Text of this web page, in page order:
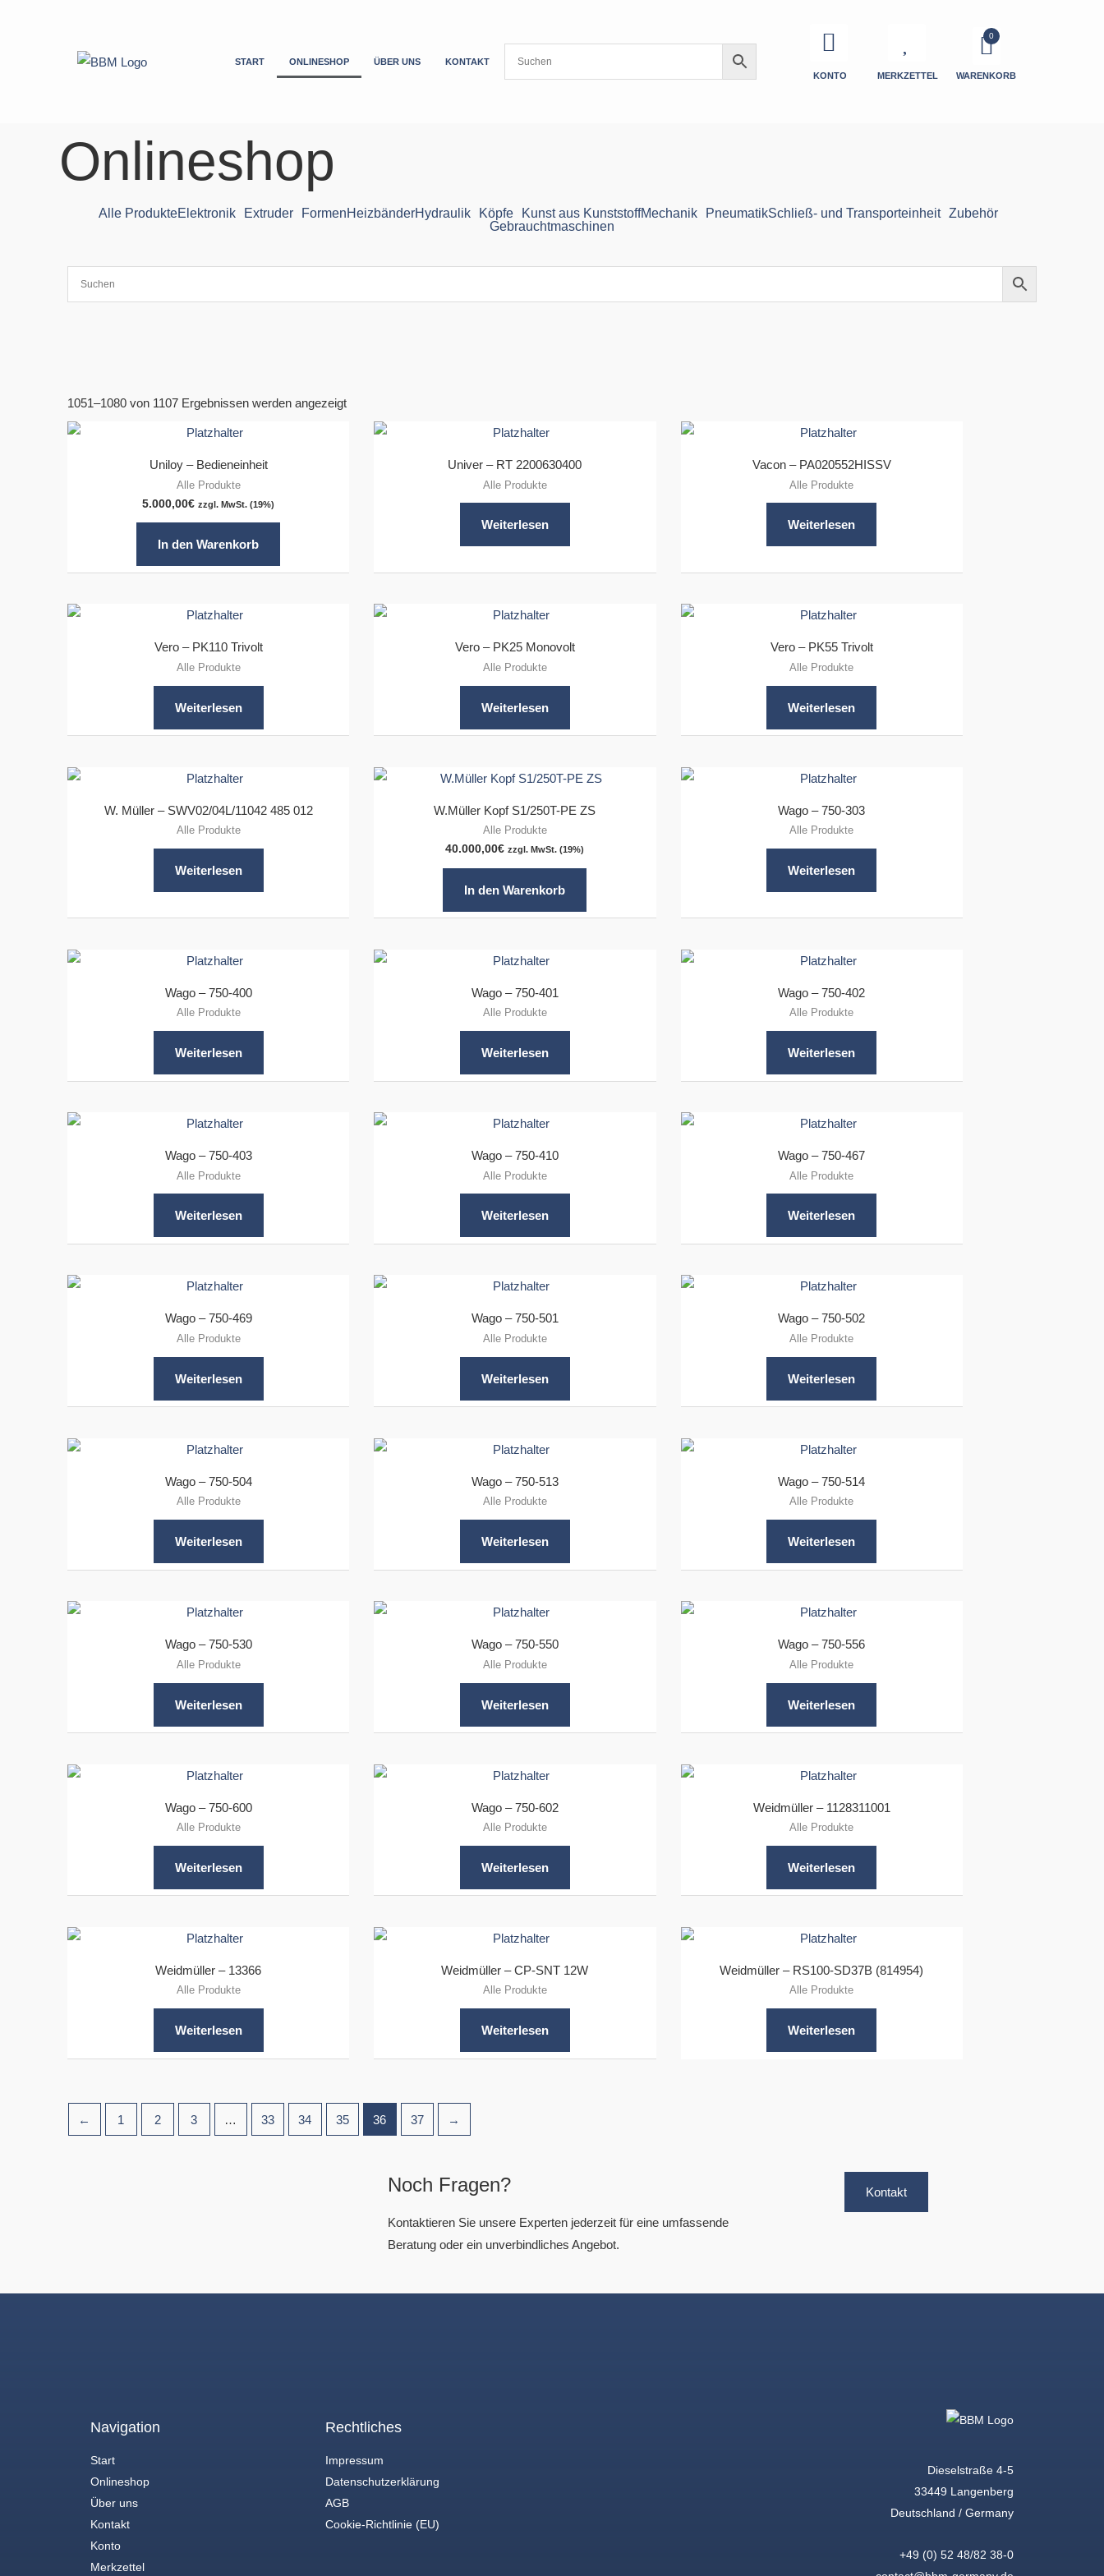
START ONLINESHOP ÜBER UNS
KONTAKT
KONTO
MERKZETTEL WARENKORB
Onlineshop
Alle ProdukteElektronik Extruder FormenHeizbänderHydraulik Köpfe Kunst aus KunststoffMechanik PneumatikSchließ- und Transporteinheit
Zubehör
Gebrauchtmaschinen
1051–1080 von 1107 Ergebnissen werden angezeigt
Uniloy – Bedieneinheit
Alle Produkte
5.000,00€ zzgl. MwSt. (19%)
In den Warenkorb
Univer – RT 2200630400
Alle Produkte
Weiterlesen
Vacon – PA020552HISSV
Alle Produkte
Weiterlesen
Vero – PK110 Trivolt
Alle Produkte
Weiterlesen
Vero – PK25 Monovolt
Alle Produkte
Weiterlesen
Vero – PK55 Trivolt
Alle Produkte
Weiterlesen
W. Müller – SWV02/04L/11042 485 012
Alle Produkte
Weiterlesen
W.Müller Kopf S1/250T-PE ZS
Alle Produkte
40.000,00€ zzgl. MwSt. (19%)
In den Warenkorb
Wago – 750-303
Alle Produkte
Weiterlesen
Wago – 750-400
Alle Produkte
Weiterlesen
Wago – 750-401
Alle Produkte
Weiterlesen
Wago – 750-402
Alle Produkte
Weiterlesen
Wago – 750-403
Alle Produkte
Weiterlesen
Wago – 750-410
Alle Produkte
Weiterlesen
Wago – 750-467
Alle Produkte
Weiterlesen
Wago – 750-469
Alle Produkte
Weiterlesen
Wago – 750-501
Alle Produkte
Weiterlesen
Wago – 750-502
Alle Produkte
Weiterlesen
Wago – 750-504
Alle Produkte
Weiterlesen
Wago – 750-513
Alle Produkte
Weiterlesen
Wago – 750-514
Alle Produkte
Weiterlesen
Wago – 750-530
Alle Produkte
Weiterlesen
Wago – 750-550
Alle Produkte
Weiterlesen
Wago – 750-556
Alle Produkte
Weiterlesen
Wago – 750-600
Alle Produkte
Weiterlesen
Wago – 750-602
Alle Produkte
Weiterlesen
Weidmüller – 1128311001
Alle Produkte
Weiterlesen
Weidmüller – 13366
Alle Produkte
Weiterlesen
Weidmüller – CP-SNT 12W
Alle Produkte
Weiterlesen
Weidmüller – RS100-SD37B (814954)
Alle Produkte
Weiterlesen
← 1 2 3 … 33 34 35 36 37 →
Noch Fragen?
Kontaktieren Sie unsere Experten jederzeit für eine umfassende
Beratung oder ein unverbindliches Angebot.
Kontakt
Navigation
Start
Onlineshop
Über uns
Kontakt
Konto
Merkzettel
Rechtliches
Impressum
Datenschutzerklärung
AGB
Cookie-Richtlinie (EU)
Dieselstraße 4-5
33449 Langenberg
Deutschland / Germany
+49 (0) 52 48/82 38-0